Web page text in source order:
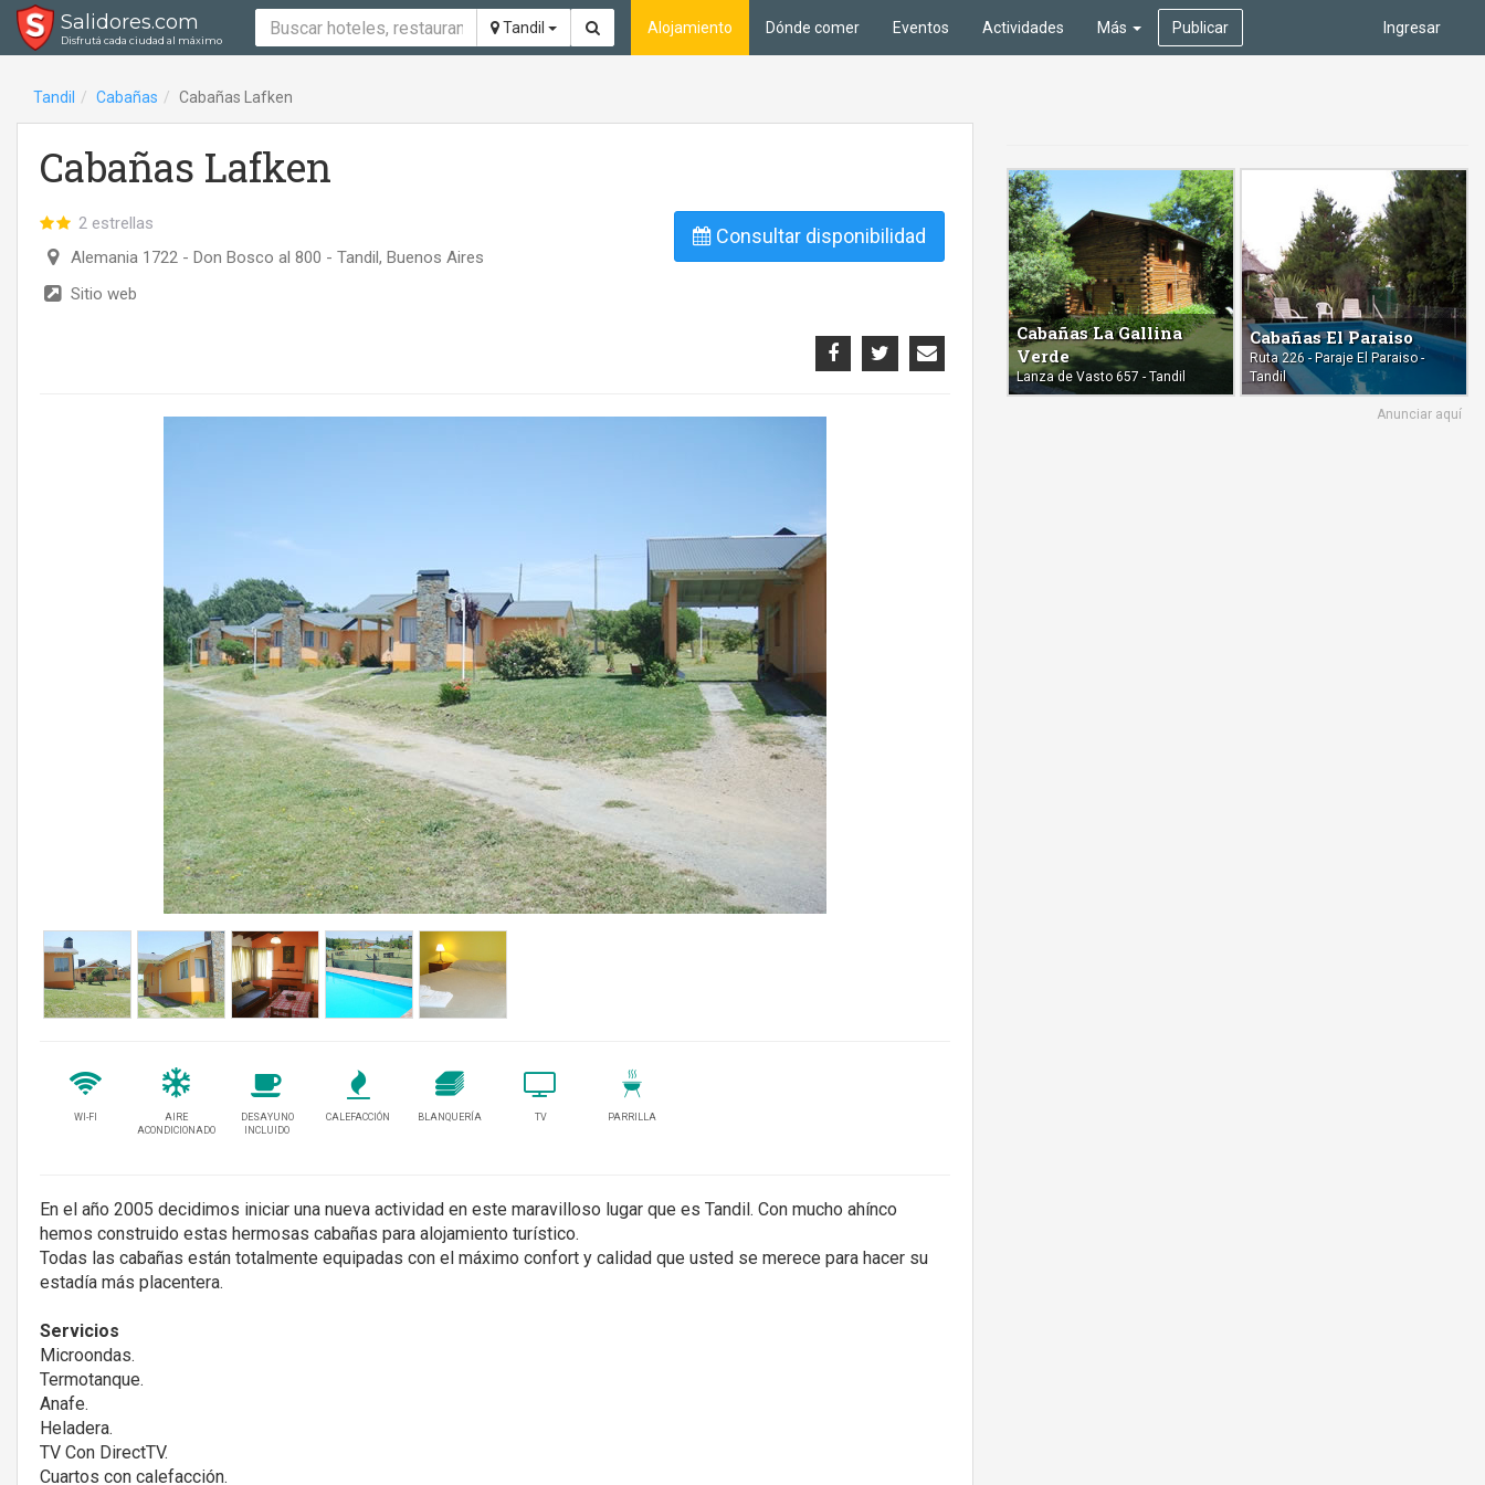
Salidores.com
Disfrutá cada ciudad al máximo
Tandil Ingresar
Alojamiento Dónde comer Eventos Actividades Más Publicar
Tandil Cabañas Cabañas Lafken
Cabañas Lafken
2 estrellas
Alemania 1722 - Don Bosco al 800 - Tandil, Buenos Aires
Sitio web
Consultar disponibilidad
WI-FI
AIRE
ACONDICIONADO
DESAYUNO
INCLUIDO
CALEFACCIÓN BLANQUERÍA TV PARRILLA
En el año 2005 decidimos iniciar una nueva actividad en este maravilloso lugar que es Tandil. Con mucho ahínco
hemos construido estas hermosas cabañas para alojamiento turístico.
Todas las cabañas están totalmente equipadas con el máximo confort y calidad que usted se merece para hacer su
estadía más placentera.
Servicios
Microondas.
Termotanque.
Anafe.
Heladera.
TV Con DirectTV.
Cuartos con calefacción.
Cabañas La Gallina
Verde
Lanza de Vasto 657 - Tandil
Cabañas El Paraiso
Ruta 226 - Paraje El Paraiso -
Tandil
Anunciar aquí